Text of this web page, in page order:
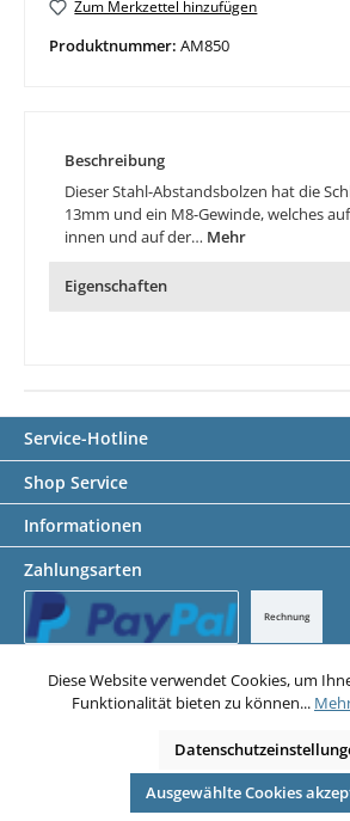
Zum Merkzettel hinzufügen
Produktnummer: AM850
Beschreibung
Dieser Stahl-Abstandsbolzen hat die
13mm und ein M8-Gewinde, welches
innen und auf der… Mehr
Eigenschaften
Service-Hotline
Shop Service
Informationen
Zahlungsarten
Rechnung
Datenschutz AGB
Alle Preise exkl. gesetzl. Mehrwertsteuer zzgl.
© 2026 Abstandsbolzen Shop - Alle Rechte
Diese Website verwendet Cookies, um
Funktionalität bieten zu können...
Ausgewählte Cookies